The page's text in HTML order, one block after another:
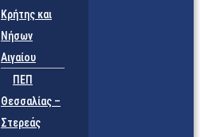
Κρήτης και
Νήσων
Αιγαίου
ΠΕΠ
Θεσσαλίας –
Στερεάς